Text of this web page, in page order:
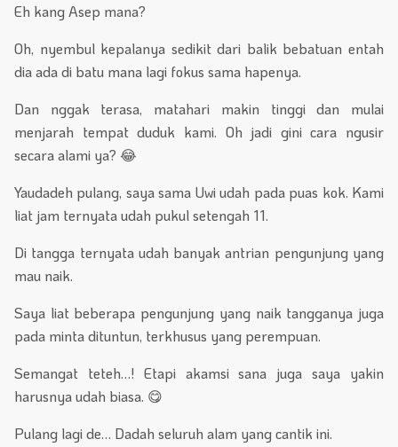
Eh kang Asep mana?
Oh, nyembul kepalanya sedikit dari balik bebatuan entah
dia ada di batu mana lagi fokus sama hapenya.
Dan nggak terasa, matahari makin tinggi dan mulai
menjarah tempat duduk kami. Oh jadi gini cara ngusir
secara alami ya? 😂
Yaudadeh pulang, saya sama Uwi udah pada puas kok. Kami
liat jam ternyata udah pukul setengah 11.
Di tangga ternyata udah banyak antrian pengunjung yang
mau naik.
Saya liat beberapa pengunjung yang naik tangganya juga
pada minta dituntun, terkhusus yang perempuan.
Semangat teteh…! Etapi akamsi sana juga saya yakin
harusnya udah biasa. 😋
Pulang lagi de… Dadah seluruh alam yang cantik ini.